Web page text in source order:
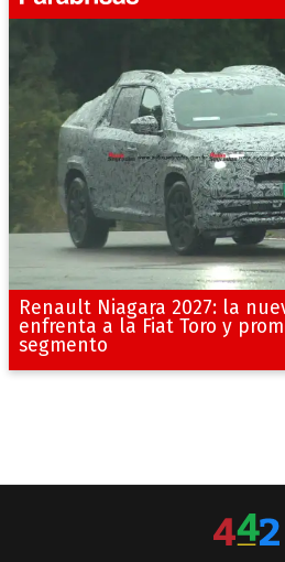
Renault Niagara 2027: la
enfrenta a la Fiat Toro y
segmento